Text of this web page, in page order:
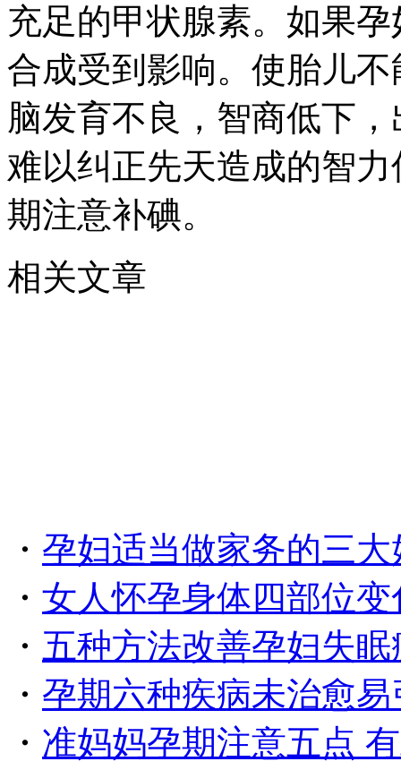
充足的甲状腺素。如果
合成受到影响。使胎儿
脑发育不良，智商低下
难以纠正先天造成的智
期注意补碘。
相关文章
・ 孕妇适当做家务的三大
・ 女人怀孕身体四部位
・ 五种方法改善孕妇失眠
・ 孕期六种疾病未治愈
・ 准妈妈孕期注意五点